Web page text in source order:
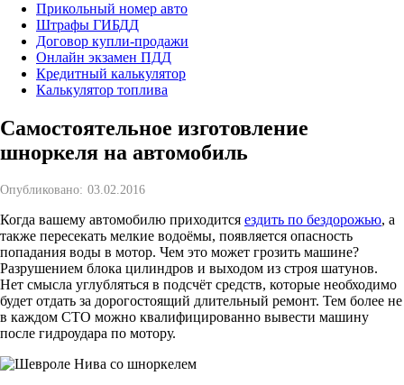
Прикольный номер авто
Штрафы ГИБДД
Договор купли-продажи
Онлайн экзамен ПДД
Кредитный калькулятор
Калькулятор топлива
Самостоятельное изготовление
шноркеля на автомобиль
Опубликовано: 03.02.2016
Когда вашему автомобилю приходится ездить по бездорожью, а
также пересекать мелкие водоёмы, появляется опасность
попадания воды в мотор. Чем это может грозить машине?
Разрушением блока цилиндров и выходом из строя шатунов.
Нет смысла углубляться в подсчёт средств, которые необходимо
будет отдать за дорогостоящий длительный ремонт. Тем более не
в каждом СТО можно квалифицированно вывести машину
после гидроудара по мотору.